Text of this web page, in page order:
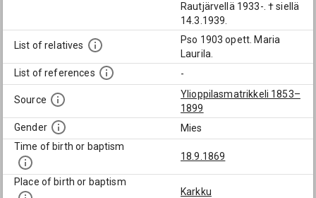
Rautjärvellä 1933-. † siellä
14.3.1939.
List of relatives
Pso 1903 opett. Maria
Laurila.
List of references
-
Source
Ylioppilasmatrikkeli 1853–
1899
Gender
Mies
Time of birth or baptism
18.9.1869
Place of birth or baptism
Karkku